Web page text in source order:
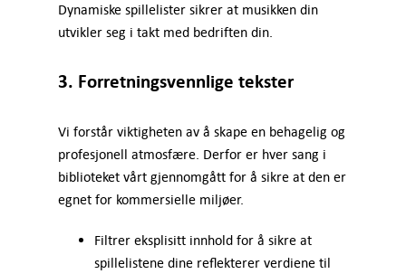
Dynamiske spillelister sikrer at musikken din
utvikler seg i takt med bedriften din.
3. Forretningsvennlige tekster
Vi forstår viktigheten av å skape en behagelig og
profesjonell atmosfære. Derfor er hver sang i
biblioteket vårt gjennomgått for å sikre at den er
egnet for kommersielle miljøer.
Filtrer eksplisitt innhold for å sikre at
spillelistene dine reflekterer verdiene til